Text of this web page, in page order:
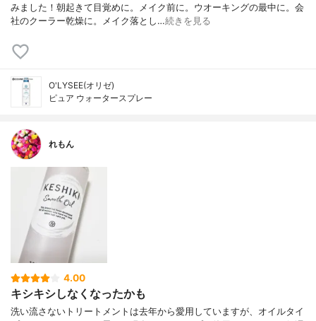
みました！朝起きて目覚めに。メイク前に。ウオーキングの最中に。会
社のクーラー乾燥に。メイク落とし…続きを見る
O'LYSEE(オリゼ)
ピュア ウォータースプレー
れもん
4.00
キシキシしなくなったかも
洗い流さないトリートメントは去年から愛用していますが、オイルタイ